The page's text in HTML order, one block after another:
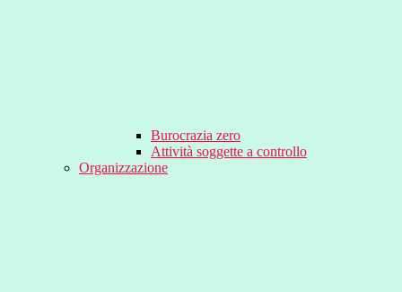
Burocrazia zero
Attività soggette a controllo
Organizzazione